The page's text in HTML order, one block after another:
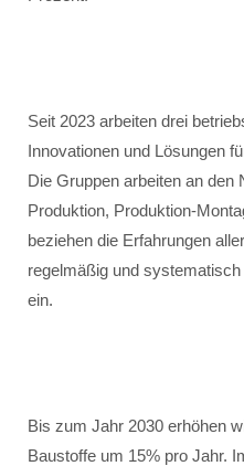
Seit 2023 arbeiten drei
Innovationen und Lösungen
Die Gruppen arbeiten an den
Produktion, Produktion-
beziehen die Erfahrungen
regelmäßig und
ein.
Bis zum Jahr 2030 erhöhen
Baustoffe um 15% pro Jahr.